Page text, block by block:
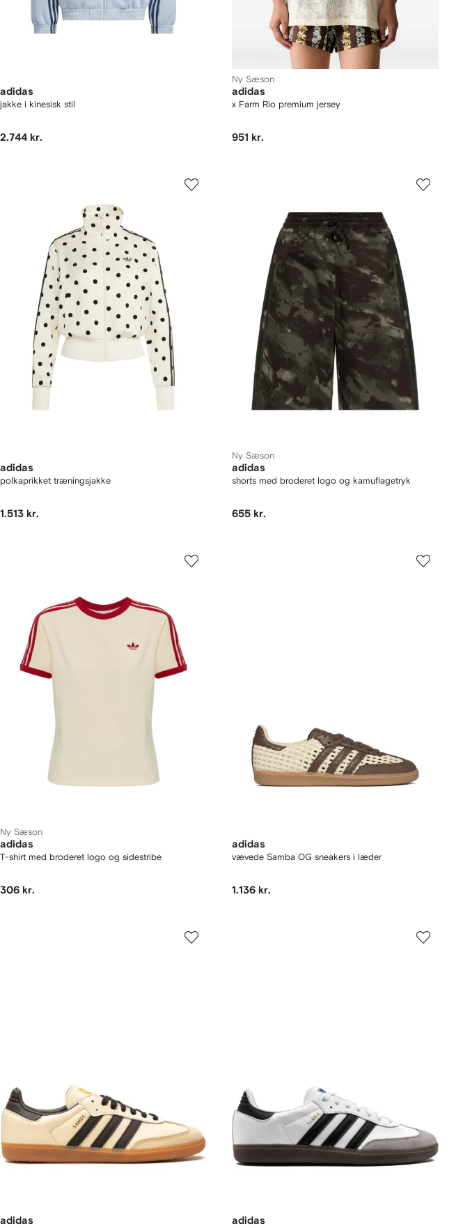
adidas
jakke i kinesisk stil
2.744 kr.
Ny Sæson
adidas
x Farm Rio premium jersey
951 kr.
adidas
polkaprikket træningsjakke
1.513 kr.
Ny Sæson
adidas
shorts med broderet logo og kamuflagetryk
655 kr.
Ny Sæson
adidas
T-shirt med broderet logo og sidestribe
306 kr.
adidas
vævede Samba OG sneakers i læder
1.136 kr.
adidas adidas